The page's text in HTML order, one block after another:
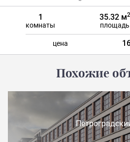
1
комнаты
35.32 м2
площадь
цена
Похожие